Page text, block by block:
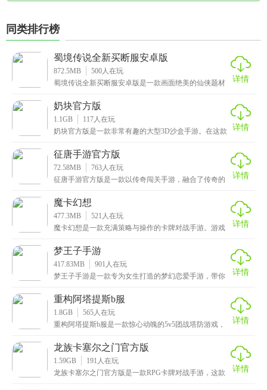
同类排行榜
蜀境传说全新买断服安卓版
872.5MB 500人在玩
蜀境传说全新买断服安卓版是一款画面绝美的仙侠题材
程。
详情
奶块官方版
1.1GB 117人在玩
奶块官方版是一款非常有趣的大型3D沙盒手游。在这款
界，
详情
征唐手游官方版
72.58MB 763人在玩
征唐手游官方版是一款以传奇闯关手游，融合了传奇的
这里
详情
魔卡幻想
477.3MB 521 人在玩
魔卡幻想是一款充满策略与操作的卡牌对战手游。游戏
精准
详情
梦王子手游
417.83MB 901 人在玩
梦王子手游是一款专为女生打造的梦幻恋爱手游，带你
王国
详情
重构阿塔提斯b服
1.8GB 565人在玩
重构阿塔提斯b服是一款惊心动魄的5v5团战塔防游戏，
详情
龙族卡塞尔之门官方版
1.59GB 191 人在玩
龙族卡塞尔之门官方版是一款RPG卡牌对战手游，这款
详情